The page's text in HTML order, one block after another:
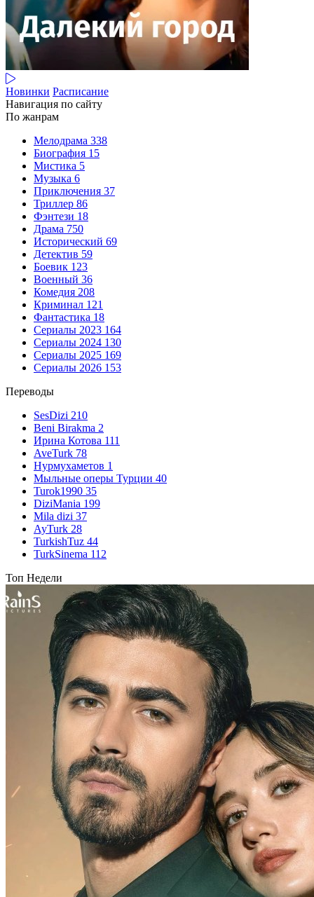
Новинки Расписание
Навигация по сайту
По жанрам
Мелодрама 338
Биография 15
Мистика 5
Музыка 6
Приключения 37
Триллер 86
Фэнтези 18
Драма 750
Исторический 69
Детектив 59
Боевик 123
Военный 36
Комедия 208
Криминал 121
Фантастика 18
Сериалы 2023 164
Сериалы 2024 130
Сериалы 2025 169
Сериалы 2026 153
Переводы
SesDizi 210
Beni Birakma 2
Ирина Котова 111
AveTurk 78
Нурмухаметов 1
Мыльные оперы Турции 40
Turok1990 35
DiziMania 199
Mila dizi 37
AyTurk 28
TurkishTuz 44
TurkSinema 112
Топ Недели